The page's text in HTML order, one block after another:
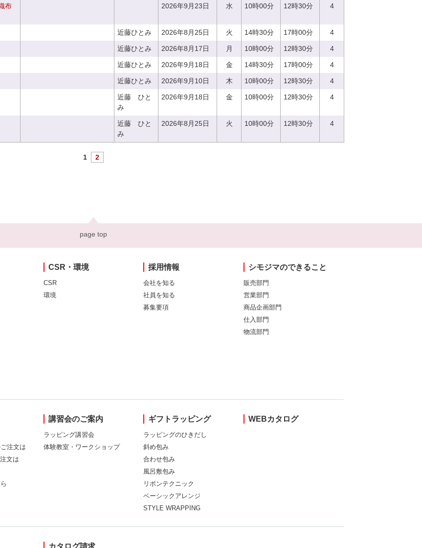
布
2026年9月23日 水 10時00分 12時30分 4
近藤ひとみ 2026年8月25日 火 14時30分 17時00分 4
近藤ひとみ 2026年8月17日 月 10時00分 12時30分 4
近藤ひとみ 2026年9月18日 金 14時30分 17時00分 4
近藤ひとみ 2026年9月10日 木 10時00分 12時30分 4
近藤 ひと
み
2026年9月18日 金 10時00分 12時30分 4
近藤 ひと
み
2026年8月25日 火 10時00分 12時30分 4
1 2
page top
CSR・環境
CSR
環境
採用情報
会社を知る
社員を知る
募集要項
シモジマのできること
販売部門
営業部門
商品企画部門
仕入部門
物流部門
注文は
文は
講習会のご案内
ラッピング講習会
体験教室・ワークショップ
ギフトラッピング
ラッピングのひきだし
斜め包み
合わせ包み
風呂敷包み
リボンテクニック
ベーシックアレンジ
STYLE WRAPPING
WEBカタログ
カタログ請求